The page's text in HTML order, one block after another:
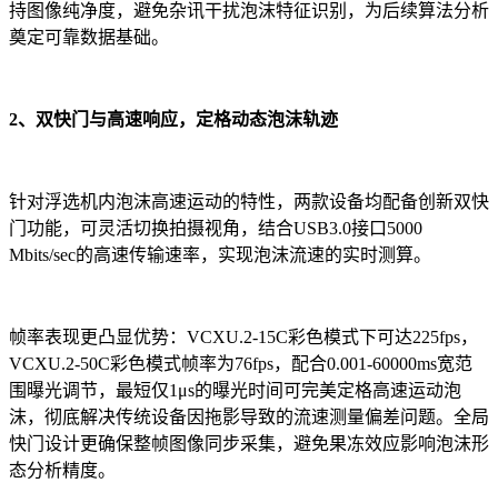
持图像纯净度，避免杂讯干扰泡沫特征识别，为后续算法分析
奠定可靠数据基础。
2、双快门与高速响应，定格动态泡沫轨迹
针对浮选机内泡沫高速运动的特性，两款设备均配备创新双快
门功能，可灵活切换拍摄视角，结合USB3.0接口5000
Mbits/sec的高速传输速率，实现泡沫流速的实时测算。
帧率表现更凸显优势：VCXU.2-15C彩色模式下可达225fps，
VCXU.2-50C彩色模式帧率为76fps，配合0.001-60000ms宽范
围曝光调节，最短仅1μs的曝光时间可完美定格高速运动泡
沫，彻底解决传统设备因拖影导致的流速测量偏差问题。全局
快门设计更确保整帧图像同步采集，避免果冻效应影响泡沫形
态分析精度。